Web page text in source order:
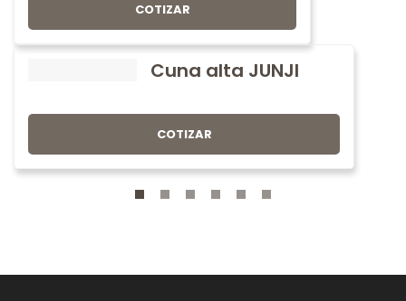
COTIZAR
Cuna alta JUNJI
COTIZAR